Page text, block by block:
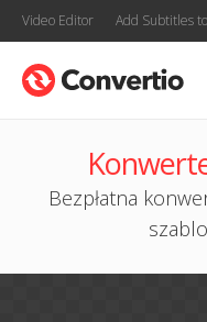
Video Editor Add Subtitles
Bezpłatna